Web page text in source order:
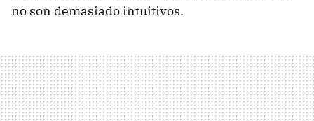
no son demasiado intuitivos.